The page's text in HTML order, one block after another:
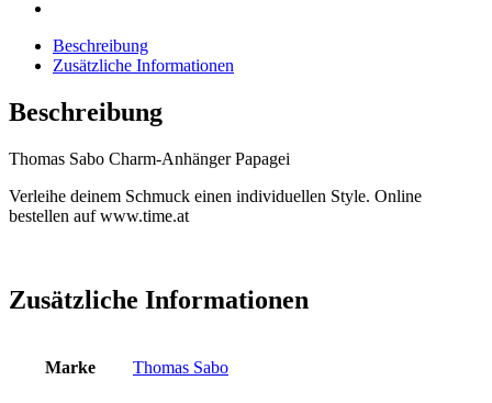
Beschreibung
Zusätzliche Informationen
Beschreibung
Thomas Sabo Charm-Anhänger Papagei
Verleihe deinem Schmuck einen individuellen Style. Online
bestellen auf www.time.at
Zusätzliche Informationen
Marke Thomas Sabo